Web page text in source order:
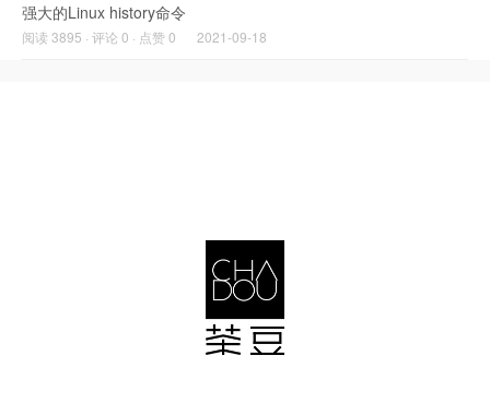
强大的Linux history命令
阅读 3895 · 评论 0 · 点赞 0 2021-09-18